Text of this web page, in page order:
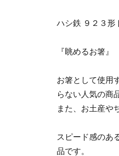
ハシ鉄 ９２３形
『眺めるお箸』
お箸として使用
らない人気の商
また、お土産や
スピード感のあ
品です。